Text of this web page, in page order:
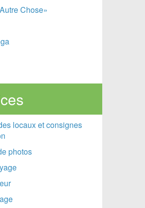
Chose»
locaux et consignes
photos